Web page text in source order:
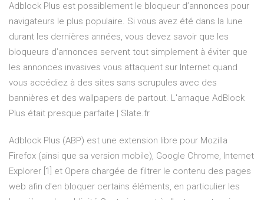
Adblock Plus est possiblement le bloqueur d’annonces pour
navigateurs le plus populaire. Si vous avez été dans la lune
durant les dernières années, vous devez savoir que les
bloqueurs d’annonces servent tout simplement à éviter que
les annonces invasives vous attaquent sur Internet quand
vous accédiez à des sites sans scrupules avec des
bannières et des wallpapers de partout. L'arnaque AdBlock
Plus était presque parfaite | Slate.fr
Adblock Plus (ABP) est une extension libre pour Mozilla
Firefox (ainsi que sa version mobile), Google Chrome, Internet
Explorer [1] et Opera chargée de filtrer le contenu des pages
web afin d'en bloquer certains éléments, en particulier les